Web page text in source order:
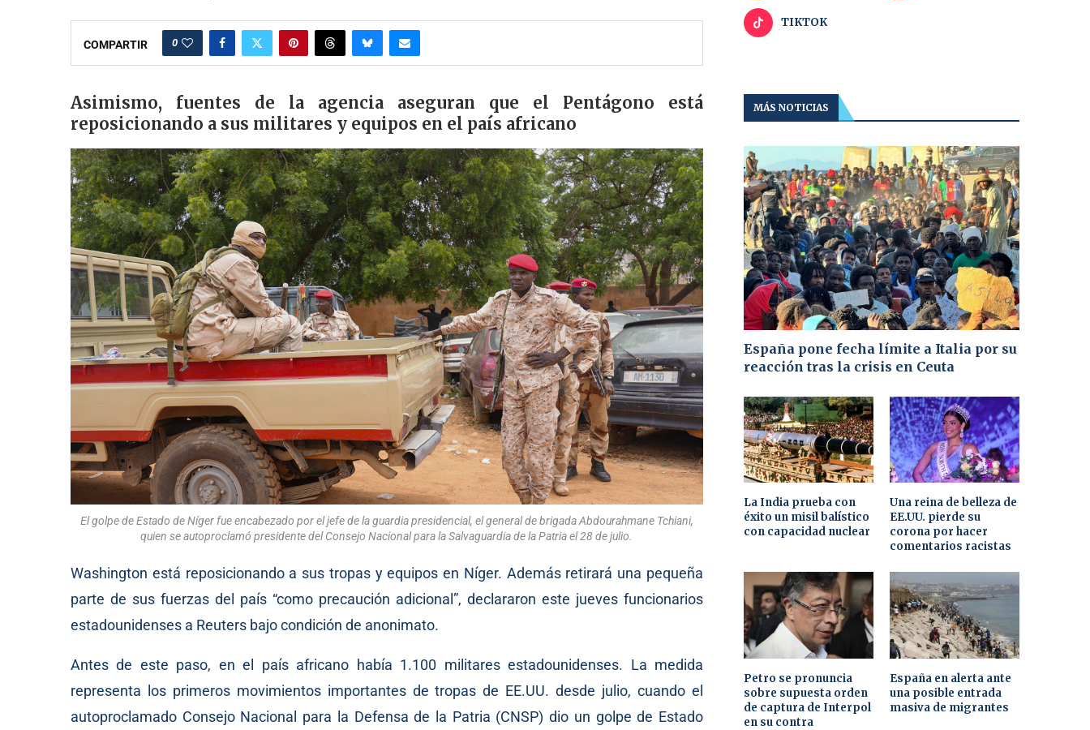
COMPARTIR 0
Asimismo, fuentes de la agencia aseguran que el Pentágono está
reposicionando a sus militares y equipos en el país africano
El golpe de Estado de Níger fue encabezado por el jefe de la guardia presidencial, el general de brigada Abdourahmane Tchiani,
quien se autoproclamó presidente del Consejo Nacional para la Salvaguardia de la Patria el 28 de julio.
Washington está reposicionando a sus tropas y equipos en Níger. Además retirará una pequeña
parte de sus fuerzas del país “como precaución adicional”, declararon este jueves funcionarios
estadounidenses a Reuters bajo condición de anonimato.
Antes de este paso, en el país africano había 1.100 militares estadounidenses. La medida
representa los primeros movimientos importantes de tropas de EE.UU. desde julio, cuando el
autoproclamado Consejo Nacional para la Defensa de la Patria (CNSP) dio un golpe de Estado
TIKTOK
MÁS NOTICIAS
España pone fecha límite a Italia por su
reacción tras la crisis en Ceuta
La India prueba con
éxito un misil balístico
con capacidad nuclear
Una reina de belleza de
EE.UU. pierde su
corona por hacer
comentarios racistas
Petro se pronuncia
sobre supuesta orden
de captura de Interpol
en su contra
España en alerta ante
una posible entrada
masiva de migrantes